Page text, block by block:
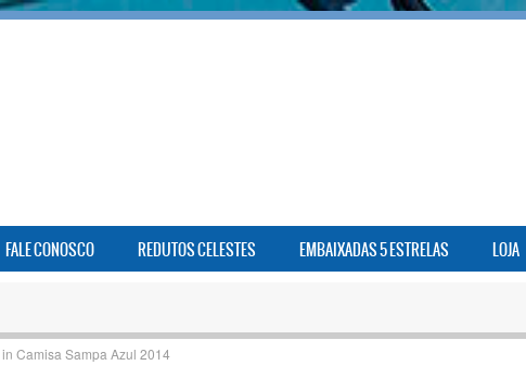
FALE CONOSCO REDUTOS CELESTES EMBAIXADAS 5 ESTRELAS LOJA
in Camisa Sampa Azul 2014